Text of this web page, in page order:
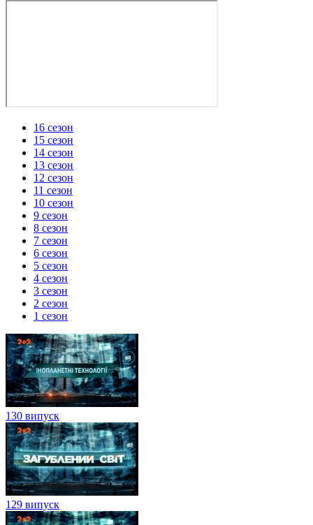
16 сезон
15 сезон
14 сезон
13 сезон
12 сезон
11 сезон
10 сезон
9 сезон
8 сезон
7 сезон
6 сезон
5 сезон
4 сезон
3 сезон
2 сезон
1 сезон
130 випуск
129 випуск